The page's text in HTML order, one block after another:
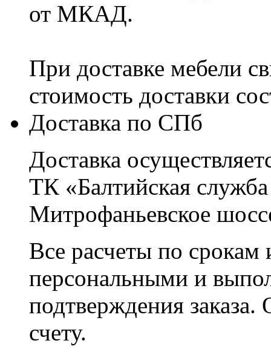
от МКАД.
При доставке мебели
стоимость доставки
Доставка по СПб
Доставка
ТК «Балтийская
Митрофаньевское
Все расчеты по срокам
персональными и
подтверждения заказа.
счету.